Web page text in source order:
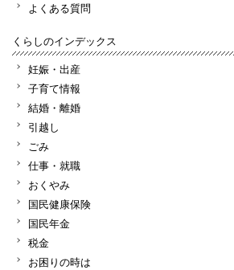
よくある質問
くらしのインデックス
妊娠・出産
子育て情報
結婚・離婚
引越し
ごみ
仕事・就職
おくやみ
国民健康保険
国民年金
税金
お困りの時は